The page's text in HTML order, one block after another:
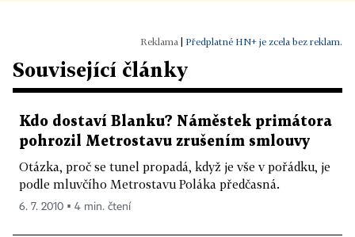
Předplatné HN+ je zcela bez reklam.
Související články
Kdo dostaví Blanku? Náměstek primátora
pohrozil Metrostavu zrušením smlouvy
Otázka, proč se tunel propadá, když je vše v pořádku, je
podle mluvčího Metrostavu Poláka předčasná.
6. 7. 2010 ▪ 4 min. čtení